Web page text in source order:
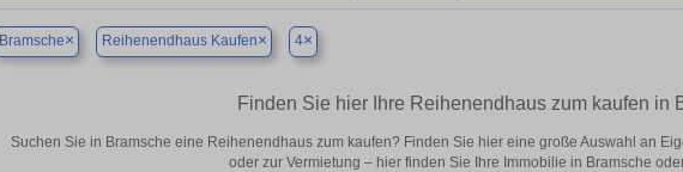
Bramsche× Reihenendhaus Kaufen× 4×
Finden Sie hier Ihre Reihenendhaus zum kaufen in
Suchen Sie in Bramsche eine Reihenendhaus zum kaufen? Finden Sie hier eine große Auswahl an
oder zur Vermietung – hier finden Sie Ihre Immobilie in Bramsche